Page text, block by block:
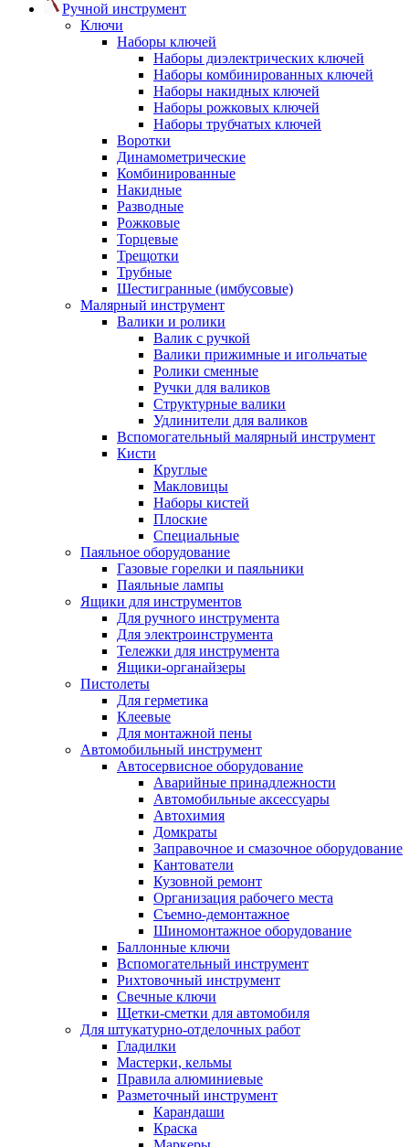
Ручной инструмент
Ключи
Наборы ключей
Наборы диэлектрических ключей
Наборы комбинированных ключей
Наборы накидных ключей
Наборы рожковых ключей
Наборы трубчатых ключей
Воротки
Динамометрические
Комбинированные
Накидные
Разводные
Рожковые
Торцевые
Трещотки
Трубные
Шестигранные (имбусовые)
Малярный инструмент
Валики и ролики
Валик с ручкой
Валики прижимные и игольчатые
Ролики сменные
Ручки для валиков
Структурные валики
Удлинители для валиков
Вспомогательный малярный инструмент
Кисти
Круглые
Макловицы
Наборы кистей
Плоские
Специальные
Паяльное оборудование
Газовые горелки и паяльники
Паяльные лампы
Ящики для инструментов
Для ручного инструмента
Для электроинструмента
Тележки для инструмента
Ящики-органайзеры
Пистолеты
Для герметика
Клеевые
Для монтажной пены
Автомобильный инструмент
Автосервисное оборудование
Аварийные принадлежности
Автомобильные аксессуары
Автохимия
Домкраты
Заправочное и смазочное оборудование
Кантователи
Кузовной ремонт
Организация рабочего места
Съемно-демонтажное
Шиномонтажное оборудование
Баллонные ключи
Вспомогательный инструмент
Рихтовочный инструмент
Свечные ключи
Щетки-сметки для автомобиля
Для штукатурно-отделочных работ
Гладилки
Мастерки, кельмы
Правила алюминиевые
Разметочный инструмент
Карандаши
Краска